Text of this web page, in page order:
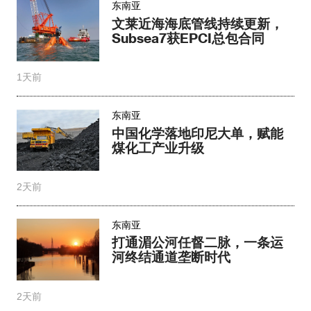
东南亚
文莱近海海底管线持续更新，
Subsea7获EPCI总包合同
1天前
东南亚
中国化学落地印尼大单，赋能
煤化工产业升级​
2天前
东南亚
打通湄公河任督二脉，一条运
河终结通道垄断时代
2天前